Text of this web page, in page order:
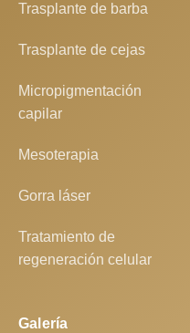
Trasplante de barba
Trasplante de cejas
Micropigmentación
capilar
Mesoterapia
Gorra láser
Tratamiento de
regeneración celular
Galería